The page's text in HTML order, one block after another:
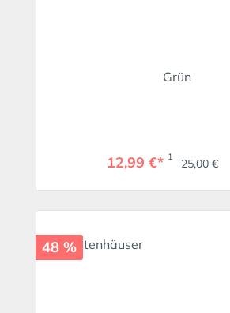
Grün
12,99 €* 1 25,00 €
48 %